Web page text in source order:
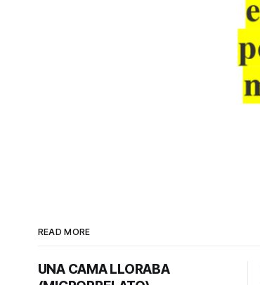
READ MORE
UNA CAMA LLORABA